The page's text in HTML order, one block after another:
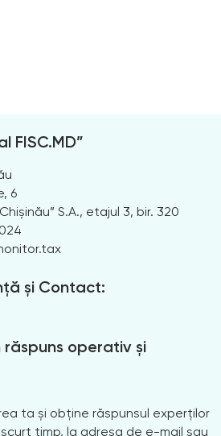
FISC.MD”
6
S.A., etajul 3, bir. 320
și Contact:
operativ și
ta și obține răspunsul experților
timp, la adresa de e-mail sau